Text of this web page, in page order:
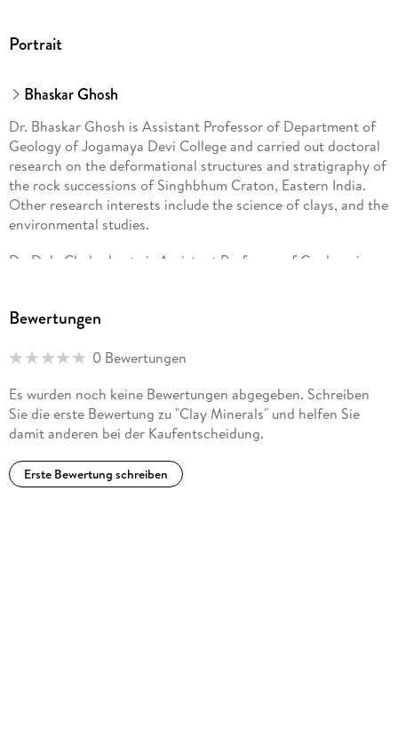
Portrait
Bhaskar Ghosh
Dr. Bhaskar Ghosh is Assistant Professor of Department of
Geology of Jogamaya Devi College and carried out doctoral
research on the deformational structures and stratigraphy of
the rock successions of Singhbhum Craton, Eastern India.
Other research interests include the science of clays, and the
environmental studies.
Dr. Dola Chakraborty is Assistant Professor of Geology in
complex along different sectors of north-eastern coast of
studies and the science of clays.
Bewertungen
0 Bewertungen
Es wurden noch keine Bewertungen abgegeben. Schreiben
Sie die erste Bewertung zu "Clay Minerals" und helfen Sie
damit anderen bei der Kaufentscheidung.
Erste Bewertung schreiben